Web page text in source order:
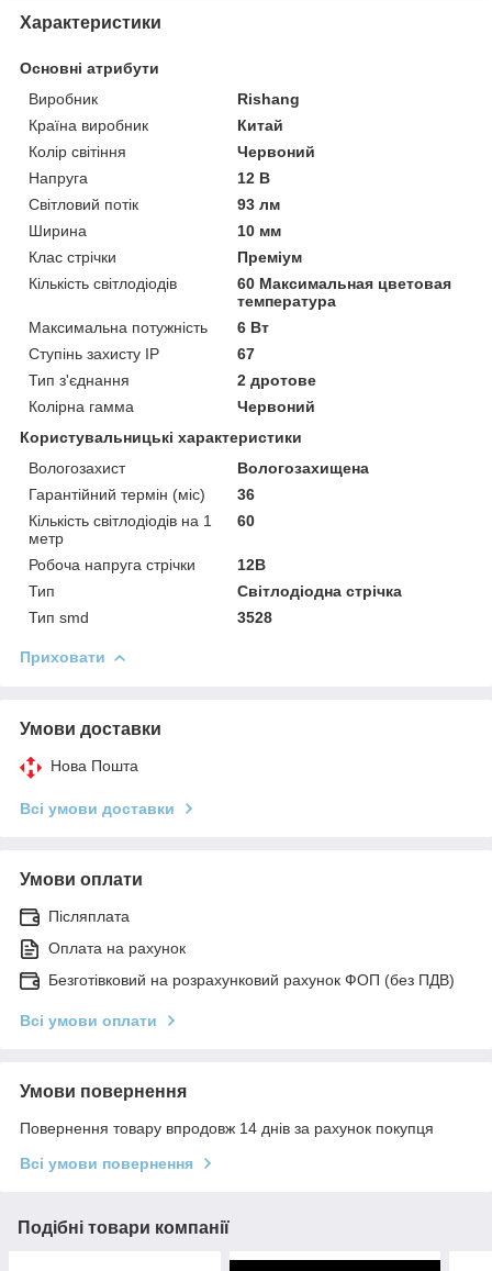
Характеристики
Основні атрибути
Виробник
Rishang
Країна виробник
Китай
Колір світіння
Червоний
Напруга
12 В
Світловий потік
93 лм
Ширина
10 мм
Клас стрічки
Преміум
Кількість світлодіодів
60 Максимальная цветовая
температура
Максимальна потужність
6 Вт
Ступінь захисту IP
67
Тип з'єднання
2 дротове
Колірна гамма
Червоний
Користувальницькі характеристики
Вологозахист
Вологозахищена
Гарантійний термін (міс)
36
Кількість світлодіодів на 1
метр
60
Робоча напруга стрічки
12В
Тип
Світлодіодна стрічка
Тип smd
3528
Приховати
Умови доставки
Нова Пошта
Всі умови доставки
Умови оплати
Післяплата
Оплата на рахунок
Безготівковий на розрахунковий рахунок ФОП (без ПДВ)
Всі умови оплати
Умови повернення
Повернення товару впродовж 14 днів за рахунок покупця
Всі умови повернення
Подібні товари компанії